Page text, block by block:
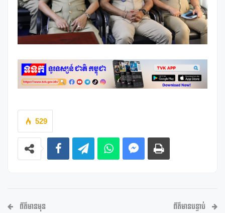
529
ព័ត៌មានមុន ព័ត៌មានបន្ទាប់